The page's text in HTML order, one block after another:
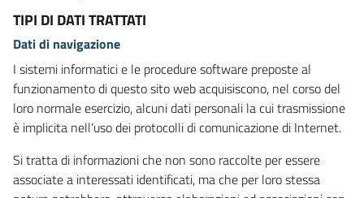
TIPI DI DATI TRATTATI
Dati di navigazione
I sistemi informatici e le procedure software preposte al
funzionamento di questo sito web acquisiscono, nel corso del
loro normale esercizio, alcuni dati personali la cui trasmissione
è implicita nell’uso dei protocolli di comunicazione di Internet.
Si tratta di informazioni che non sono raccolte per essere
associate a interessati identificati, ma che per loro stessa